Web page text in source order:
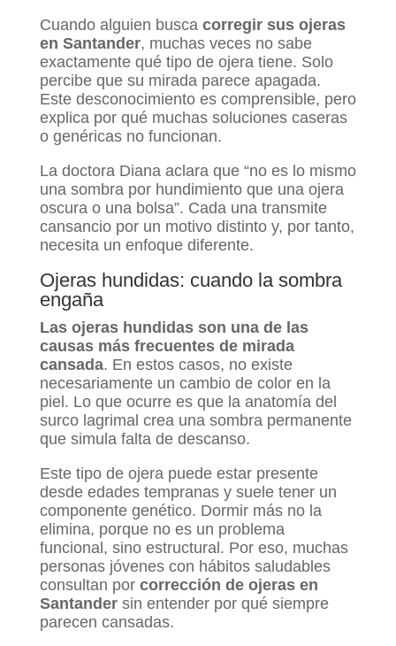
Cuando alguien busca corregir sus ojeras
en Santander, muchas veces no sabe
exactamente qué tipo de ojera tiene. Solo
percibe que su mirada parece apagada.
Este desconocimiento es comprensible, pero
explica por qué muchas soluciones caseras
o genéricas no funcionan.
La doctora Diana aclara que “no es lo mismo
una sombra por hundimiento que una ojera
oscura o una bolsa”. Cada una transmite
cansancio por un motivo distinto y, por tanto,
necesita un enfoque diferente.
Ojeras hundidas: cuando la sombra
engaña
Las ojeras hundidas son una de las
causas más frecuentes de mirada
cansada. En estos casos, no existe
necesariamente un cambio de color en la
piel. Lo que ocurre es que la anatomía del
surco lagrimal crea una sombra permanente
que simula falta de descanso.
Este tipo de ojera puede estar presente
desde edades tempranas y suele tener un
componente genético. Dormir más no la
elimina, porque no es un problema
funcional, sino estructural. Por eso, muchas
personas jóvenes con hábitos saludables
consultan por corrección de ojeras en
Santandersin entender por qué siempre
parecen cansadas.